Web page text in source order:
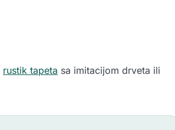
rustik tapeta sa imitacijom drveta ili